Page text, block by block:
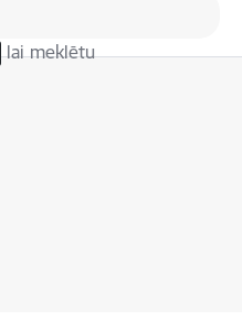
lai meklētu